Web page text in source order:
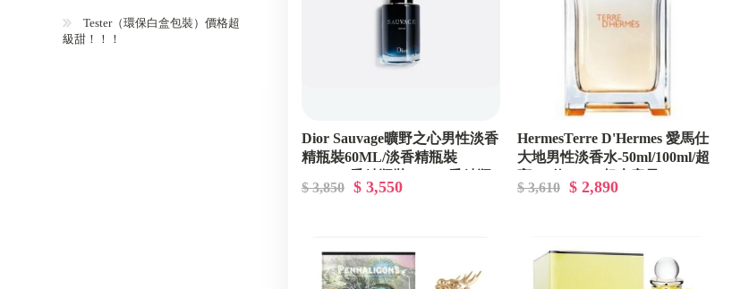
Dior Sauvage曠野之心男性淡香
精瓶裝60ML/淡香精瓶裝
裝100ML
$ 3,850 $ 3,550
HermesTerre D'Hermes 愛馬仕
大地男性淡香水-50ml/100ml/超
$ 3,610 $ 2,890
Tester（環保白盒包裝）價格超
級甜！！！